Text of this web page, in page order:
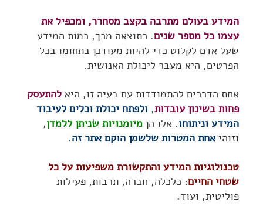
המידע בעולם מתרבה בקצב מסחרר, ומכפיל את
עצמו כל מספר שנים. כתוצאה מכך, כמות המידע
שעל אדם לקלוט כדי להיות מעודכן בתחומו בכל
הפרטים, היא מעבר ליכולת האנושית.
אחת הדרכים להתמודדות עם בעיה זו, היא להתעסק
פחות בשינון עובדות, ולפתח יכולת וכלים לעיבוד
המידע וניתוחו. אלו הן מיומנויות שניתן ללמדן,
וזוהי אחת המטרות שלשמן הוקם אתר זה.
טכנולוגיות המידע והתקשורת משפיעות על כל
שטחי החיים: כלכלה, חברה, תרבות, פעילות
פוליטית, ועוד.